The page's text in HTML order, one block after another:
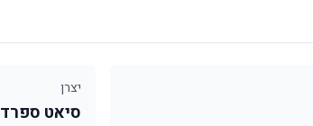
יצרן
סיאט ספרד